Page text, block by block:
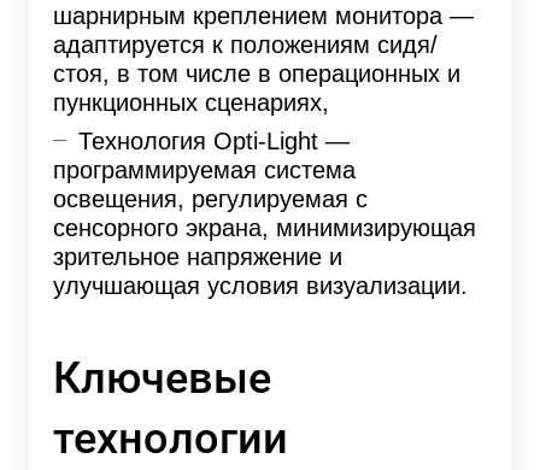
шарнирным креплением монитора —
адаптируется к положениям сидя/
стоя, в том числе в операционных и
пункционных сценариях,
Технология Opti-Light —
программируемая система
освещения, регулируемая с
сенсорного экрана, минимизирующая
зрительное напряжение и
улучшающая условия визуализации.
Ключевые
технологии